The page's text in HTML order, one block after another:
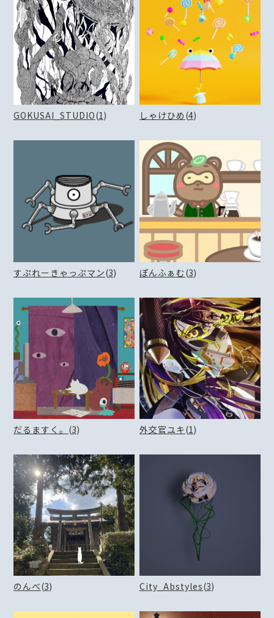
GOKUSAI_STUDIO(1) しゃけひめ (4)
すぷれーきゃっぷマン(3) ぽんふぁむ(3)
だるますく。 (3) 外交官ユキ(1)
のんべ(3) City_Abstyles(3)